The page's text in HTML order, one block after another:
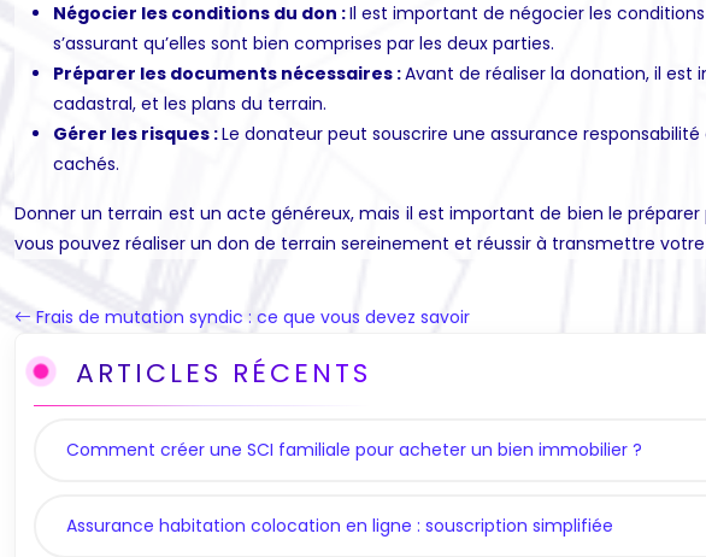
Négocier les conditions du don :Il est important de négocier les
s’assurant qu’elles sont bien comprises par les deux parties.
Préparer les documents nécessaires :Avant de réaliser la donation, il
cadastral, et les plans du terrain.
Gérer les risques :Le donateur peut souscrire une assurance
cachés.
Donner un terrain est un acte généreux, mais il est important de bien le
vous pouvez réaliser un don de terrain sereinement et réussir à transmettre
Frais de mutation syndic : ce que vous devez savoir
ARTICLES RÉCENTS
Comment créer une SCI familiale pour acheter un bien immobilier ?
Assurance habitation colocation en ligne : souscription simplifiée